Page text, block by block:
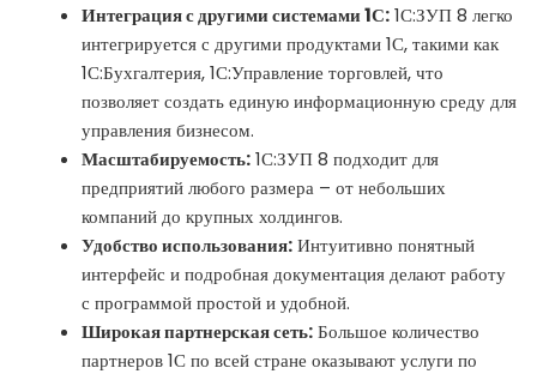
Интеграция с другими системами 1С:1С:ЗУП 8 легко
интегрируется с другими продуктами 1С, такими как
1С:Бухгалтерия, 1С:Управление торговлей, что
позволяет создать единую информационную среду для
управления бизнесом.
Масштабируемость:1С:ЗУП 8 подходит для
предприятий любого размера – от небольших
компаний до крупных холдингов.
Удобство использования:Интуитивно понятный
интерфейс и подробная документация делают работу
с программой простой и удобной.
Широкая партнерская сеть:Большое количество
партнеров 1С по всей стране оказывают услуги по